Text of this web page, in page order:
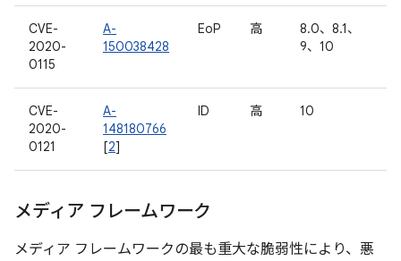
CVE-
2020-
0115
A-
150038428
EoP 高
8.0、8.1、
9、10
CVE-
2020-
0121
A-
148180766
[2]
ID 高 10
メディア フレームワーク
メディア フレームワークの最も重大な脆弱性により、悪